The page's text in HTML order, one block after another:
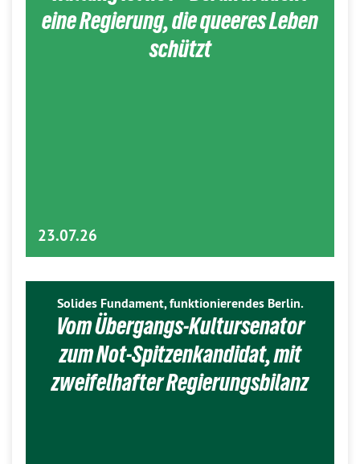
eine Regierung, die queeres Leben
schützt
23.07.26
Solides Fundament, funktionierendes Berlin.
Vom Übergangs-Kultursenator
zum Not-Spitzenkandidat, mit
zweifelhafter Regierungsbilanz